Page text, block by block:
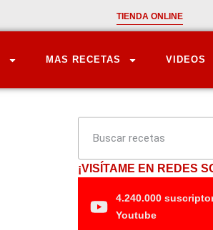
TIENDA ONLINE
MAS RECETAS VIDEOS
¡VISÍTAME EN REDES
4.240.000
Youtube